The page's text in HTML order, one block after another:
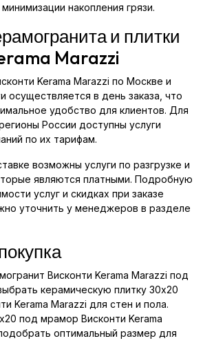
накопления грязи.
и плитки
Marazzi
Kerama Marazzi по Москве и
осуществляется в день заказа, что
удобство для клиентов. Для
России доступны услуги
по их тарифам.
возможны услуги по разгрузке и
являются платными. Подробную
услуг и скидках при заказе
уточнить у менеджеров в разделе
Висконти Kerama Marazzi под
керамическую плитку 30x20
Kerama Marazzi для стен и пола.
под мрамор Висконти Kerama
оптимальный размер для